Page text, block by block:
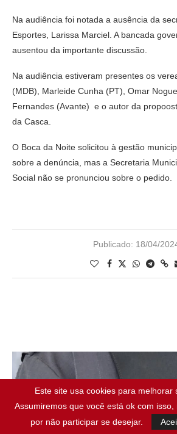
Na audiência foi notada a ausência da
Esportes, Larissa Marciel. A bancada
ausentou da importante discussão.
Na audiência estiveram presentes os
(MDB), Marleide Cunha (PT), Omar
Fernandes (Avante) e o autor da
da Casca.
O Boca da Noite solicitou à gestão
sobre a denúncia, mas a Secretaria
Social não se pronunciou sobre o pedido.
Publicado: 18/04/
Este site usa cookies para melhorar
Assumiremos que você está ok com
por não participar se desejar.